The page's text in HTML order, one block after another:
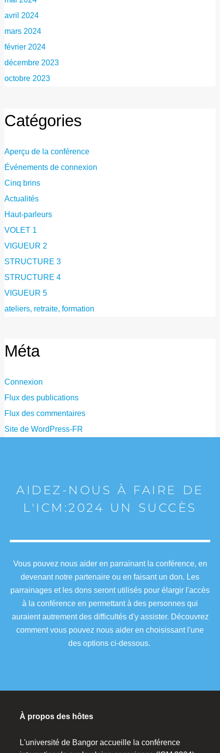
avril 2024
mars 2024
février 2024
décembre 2023
octobre 2023
Catégories
Aperçu de la conférence
Événements de connexion
Cinq brins
Actualités
Haut-parleurs
VOLET 1
VIGUEUR 2
STRUCTURE 3
STRUCTURE 4
VIGUEUR 5
ateliers, retraite, formation
Méta
Connexion
Flux des publications
Flux des commentaires
Site de WordPress-FR
AIDEZ-NOUS À FAIRE DE
L'ICM:2024 UN SUCCÈS
Vous pouvez nous aider en parrainant la conférence, en
devenant notre partenaire ou en faisant un don. Les
parrainages et les dons seront utilisés pour élargir l'accès
à la conférence en permettant à des personnes qui
auraient autrement des difficultés d'y assister. Découvrez
comment vous pouvez nous aider en choisissant l'une
des options ci-dessous.
À propos des hôtes
L'université de Bangor accueille la conférence